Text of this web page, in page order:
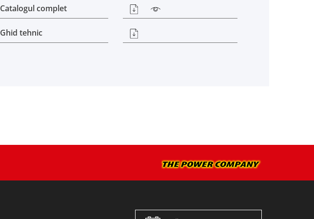
Catalogul complet
Ghid tehnic